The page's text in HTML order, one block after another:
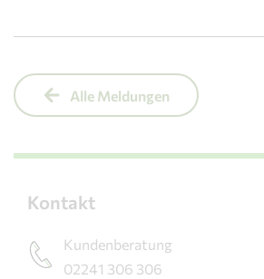
Alle Meldungen
Kontakt
Kundenberatung
02241 306 306